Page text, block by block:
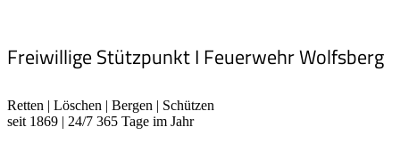
Freiwillige Stützpunkt I Feuerwehr Wolfsberg
Retten | Löschen | Bergen | Schützen
seit 1869 | 24/7 365 Tage im Jahr